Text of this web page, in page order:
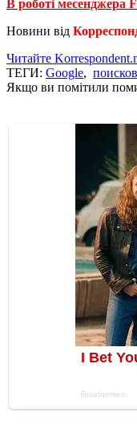
В роботі месенджера
Новини від
Читайте
ТЕГИ: Google,
Якщо ви помітили